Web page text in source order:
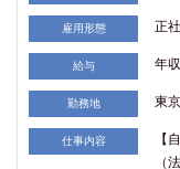
雇用形態 正
給与 年
勤務地 東
仕事内容
【
（